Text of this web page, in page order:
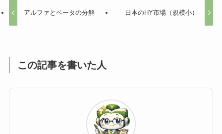
アルファとベータの分解 日本のHY市場（規模小）
この記事を書いた人